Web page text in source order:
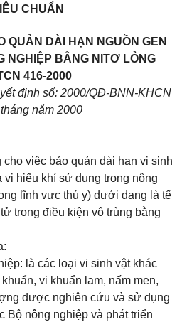
CHUẨN
QUẢN DÀI HẠN NGUỒN GEN
NGHIỆP BẰNG NITƠ LỎNG
416-2000
định số: 2000/QĐ-BNN-KHCN
tháng năm 2000
việc bảo quản dài hạn vi sinh
hiếu khí sử dụng trong nông
lĩnh vực thú y) dưới dạng là tế
trong điều kiện vô trùng bằng
là các loại vi sinh vật khác
vi khuẩn lam, nấm men,
được nghiên cứu và sử dụng
Bộ nông nghiệp và phát triển